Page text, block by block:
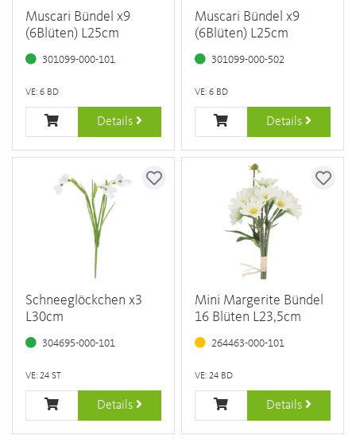
Muscari Bündel x9
(6Blüten) L25cm
301099-000-101
VE: 6 BD
Details
Muscari Bündel x9
(6Blüten) L25cm
301099-000-502
VE: 6 BD
Details
Schneeglöckchen x3
L30cm
304695-000-101
VE: 24 ST
Details
Mini Margerite Bündel
16 Blüten L23,5cm
264463-000-101
VE: 24 BD
Details